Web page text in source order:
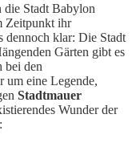
Stadt Babylon
Zeitpunkt ihr
dennoch klar: Die Stadt
Gärten gibt es
bei den
um eine Legende,
Stadtmauer
Wunder der